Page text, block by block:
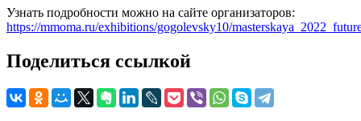
Узнать подробности можно на сайте организаторов:
https://mmoma.ru/exhibitions/gogolevsky10/
Поделиться ссылкой